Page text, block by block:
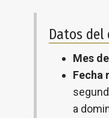
Datos del
Mes
Fecha
a